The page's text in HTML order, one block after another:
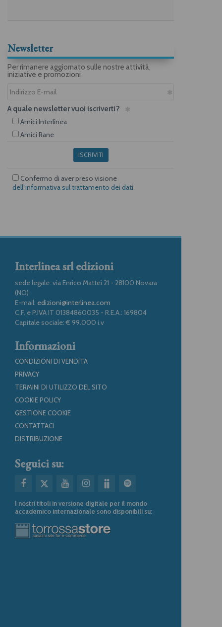
Newsletter
Per rimanere aggiornato sulle nostre attività,
iniziative e promozioni
A quale newsletter vuoi iscriverti?
Amici Interlinea
Amici Rane
ISCRIVITI
Confermo di aver preso visione
dell’informativa sul trattamento dei dati
Interlinea srl edizioni
sede legale: via Enrico Mattei 21 - 28100 Novara
(NO)
E-mail: edizioni@interlinea.com
C.F. e P.IVA IT 01384860035 - R.E.A.: 169804
Capitale sociale: € 99.000 i.v
Informazioni
CONDIZIONI DI VENDITA
PRIVACY
TERMINI DI UTILIZZO DEL SITO
COOKIE POLICY
GESTIONE COOKIE
CONTATTACI
DISTRIBUZIONE
Seguici su:
I nostri titoli in versione digitale per il mondo
accademico internazionale sono disponibili su: